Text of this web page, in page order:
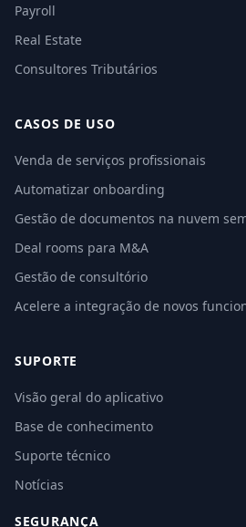
Payroll
Real Estate
Consultores Tributários
CASOS DE USO
Venda de serviços profissionais
Automatizar onboarding
Gestão de documentos na nuvem
Deal rooms para M&A
Gestão de consultório
Acelere a integração de novos
SUPORTE
Visão geral do aplicativo
Base de conhecimento
Suporte técnico
Notícias
SEGURANÇA